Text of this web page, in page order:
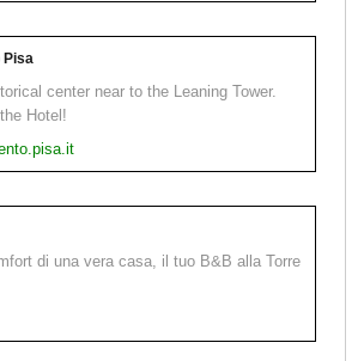
Pisa
center near to the Leaning Tower.
Hotel!
di una vera casa, il tuo B&B alla Torre